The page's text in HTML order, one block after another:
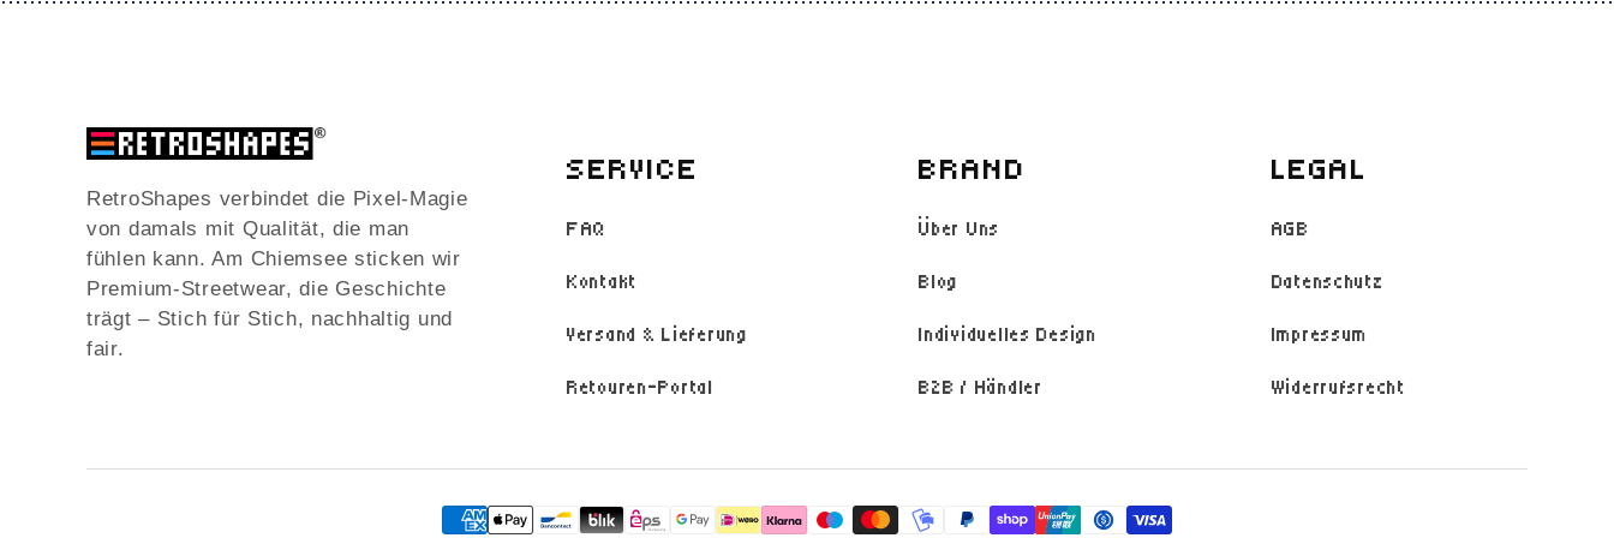
RetroShapes verbindet die Pixel-Magie
von damals mit Qualität, die man
fühlen kann. Am Chiemsee sticken wir
Premium-Streetwear, die Geschichte
trägt – Stich für Stich, nachhaltig und
fair.
SERVICE
FAQ
Kontakt
Versand & Lieferung
Retouren-Portal
BRAND
Über Uns
Blog
Individuelles Design
B2B / Händler
LEGAL
AGB
Datenschutz
Impressum
Widerrufsrecht
Zahlungsmethoden